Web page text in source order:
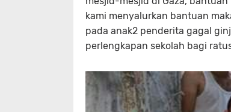
kami menyalurkan bantuan
pada anak2 penderita gagal
perlengkapan sekolah bagi